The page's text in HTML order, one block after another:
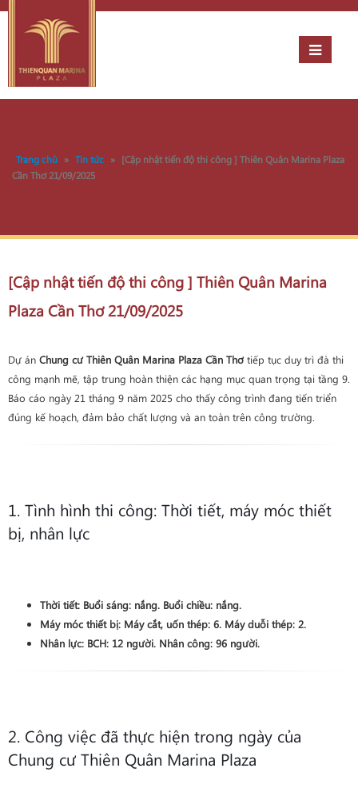
Trang chủ » Tin tức » [Cập nhật tiến độ thi công ] Thiên Quân Marina Plaza
Cần Thơ 21/09/2025
[Cập nhật tiến độ thi công ] Thiên Quân Marina
Plaza Cần Thơ 21/09/2025
Dự án Chung cư Thiên Quân Marina Plaza Cần Thơ tiếp tục duy trì đà thi
công mạnh mẽ, tập trung hoàn thiện các hạng mục quan trọng tại tầng 9.
Báo cáo ngày 21 tháng 9 năm 2025 cho thấy công trình đang tiến triển
đúng kế hoạch, đảm bảo chất lượng và an toàn trên công trường.
1. Tình hình thi công: Thời tiết, máy móc thiết
bị, nhân lực
Thời tiết: Buổi sáng: nắng. Buổi chiều: nắng.
Máy móc thiết bị: Máy cắt, uốn thép: 6. Máy duỗi thép: 2.
Nhân lực: BCH: 12 người. Nhân công: 96 người.
2. Công việc đã thực hiện trong ngày của
Chung cư Thiên Quân Marina Plaza